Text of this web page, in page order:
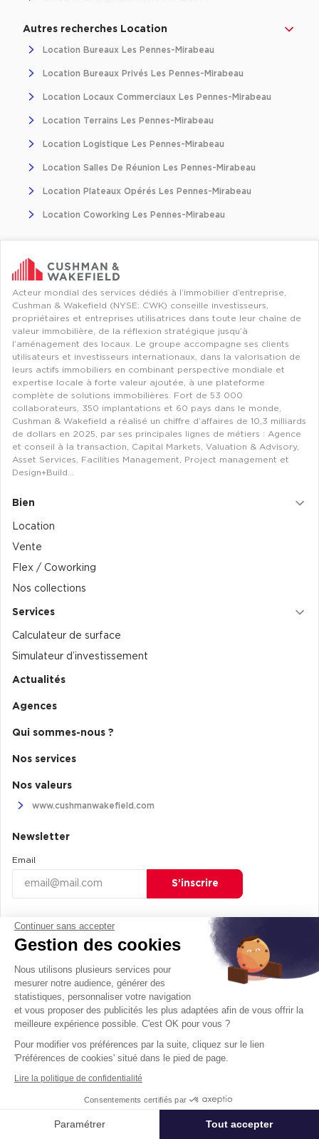
Affiner ma recherche
Autres recherches Location
Location Bureaux Les Pennes-Mirabeau
Location Bureaux Privés Les Pennes-Mirabeau
Location Locaux Commerciaux Les Pennes-Mirabeau
Location Terrains Les Pennes-Mirabeau
Location Logistique Les Pennes-Mirabeau
Location Salles De Réunion Les Pennes-Mirabeau
Location Plateaux Opérés Les Pennes-Mirabeau
Location Coworking Les Pennes-Mirabeau
Acteur mondial des services dédiés à l’immobilier d’entreprise,
Cushman & Wakefield (NYSE: CWK) conseille investisseurs,
propriétaires et entreprises utilisatrices dans toute leur chaîne de
valeur immobilière, de la réflexion stratégique jusqu’à
l’aménagement des locaux. Le groupe accompagne ses clients
utilisateurs et investisseurs internationaux, dans la valorisation de
leurs actifs immobiliers en combinant perspective mondiale et
expertise locale à forte valeur ajoutée, à une plateforme
complète de solutions immobilières. Fort de 53 000
collaborateurs, 350 implantations et 60 pays dans le monde,
Cushman & Wakefield a réalisé un chiffre d’affaires de 10,3 milliards
de dollars en 2025, par ses principales lignes de métiers : Agence
et conseil à la transaction, Capital Markets, Valuation & Advisory,
Asset Services, Facilities Management, Project management et
Design+Build…
Bien
Location
Vente
Flex / Coworking
Nos collections
Services
Calculateur de surface
Simulateur d’investissement
Actualités
Agences
Qui sommes-nous ?
Nos services
Nos valeurs
www.cushmanwakefield.com
Newsletter
Email
S’inscrire
Recherche par référence
Bureaux
Location Bureaux Lyon (69000)
Continuer sans accepter
Gestion des cookies
Nous utilisons plusieurs services pour
mesurer notre audience, générer des
statistiques, personnaliser votre navigation
et vous proposer des publicités les plus adaptées afin de vous offrir la
meilleure expérience possible. C'est OK pour vous ?
Pour modifier vos préférences par la suite, cliquez sur le lien
'Préférences de cookies' situé dans le pied de page.
Lire la politique de confidentialité
Consentements certifiés par
Paramétrer Tout accepter